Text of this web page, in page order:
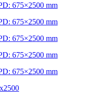
675×2500 mm
675×2500 mm
675×2500 mm
675×2500 mm
675×2500 mm